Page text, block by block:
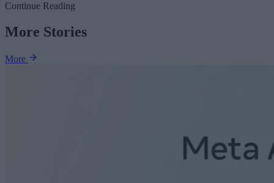
Continue Reading
More Stories
More